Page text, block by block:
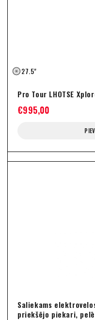
27.5"
Pro Tour LHOTSE
€995,00
Saliekams
priekšējo piekari,